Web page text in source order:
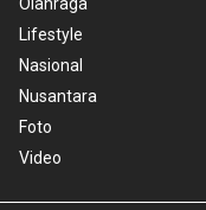
Lifestyle
Nasional
Nusantara
Foto
Video